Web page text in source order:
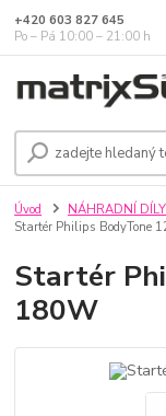
+420 603 827 645
Po – Pá 10:00 – 21:00 h
Úvod NÁHRADNÍ
Startér Philips BodyTone
Startér
180W